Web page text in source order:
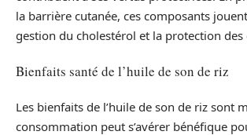
la barrière cutanée, ces composants
gestion du cholestérol et la protection des
Bienfaits santé de l’huile de son de riz
Les bienfaits de l’huile de son de riz sont
consommation peut s’avérer bénéfique